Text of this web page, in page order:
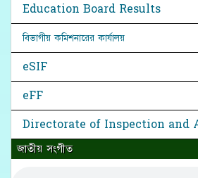
Education Board Results
বিভাগীয় কমিশনারের কার্যালয়
eSIF
eFF
Directorate of Inspection and
জাতীয় সংগীত